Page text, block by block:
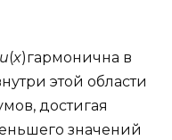
u(x)гармонична в
этой области
достигая
значений